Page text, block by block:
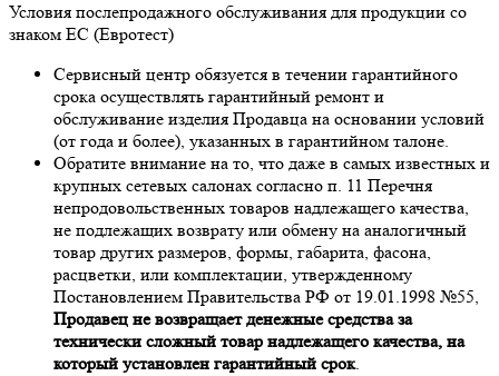
Условия послепродажного обслуживания для продукции со
знаком ЕС (Евротест)
Сервисный центр обязуется в течении гарантийного
срока осуществлять гарантийный ремонт и
обслуживание изделия Продавца на основании условий
(от года и более), указанных в гарантийном талоне.
Обратите внимание на то, что даже в самых известных и
крупных сетевых салонах согласно п. 11 Перечня
непродовольственных товаров надлежащего качества,
не подлежащих возврату или обмену на аналогичный
товар других размеров, формы, габарита, фасона,
расцветки, или комплектации, утвержденному
Постановлением Правительства РФ от 19.01.1998 №55,
Продавец не возвращает денежные средства за
технически сложный товар надлежащего качества, на
который установлен гарантийный срок.